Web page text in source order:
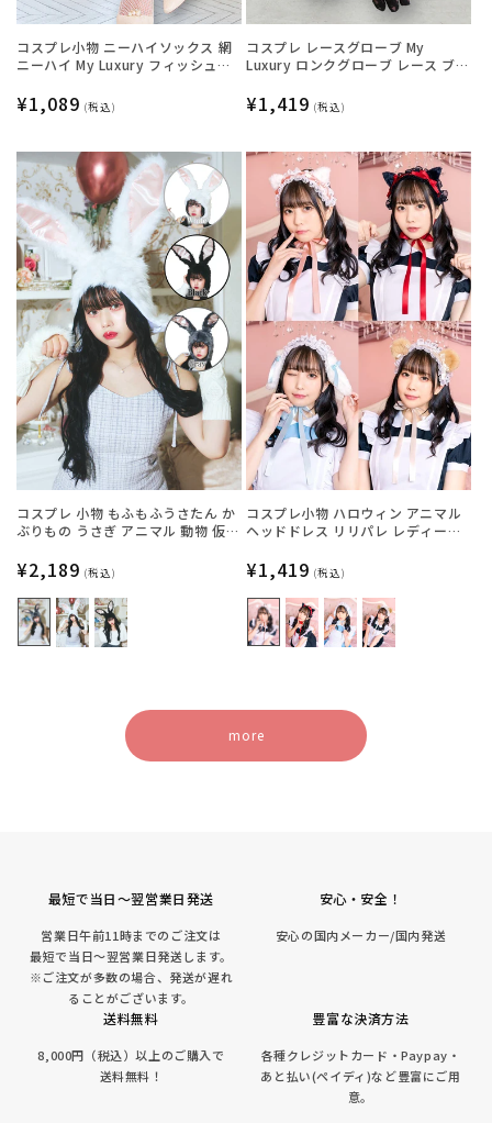
コスプレ小物 ニーハイソックス 網
ニーハイ My Luxury フィッシュネ
リーサイズ ホワイト【クリアスト
ーン】
通
価
格
¥1,089 (税込)
コスプレ レースグローブ My
Luxury ロンクグローブ レース ブラ
ック【クリアストーン】
通
価
¥1,419 (税込)
コスプレ 小物 もふもふうさたん か
ぶりもの うさぎ アニマル 動物 仮装
ック【クリアストーン】
通
常
価
格
¥2,189 (税込)
コスプレ小物 ハロウィン アニマル
ヘッドドレス リリパレ レディース
ぎ/くま【クリアストーン】
通
常
価
格
¥1,419 (税込)
more
最短で当日～翌営業日発送
営業日午前11時までのご注文は
最短で当日～翌営業日発送します。
※ご注文が多数の場合、発送が遅れ
ることがございます。
安心・安全！
安心の国内メーカー/国内発送
送料無料
8,000円（税込）以上のご購入で
送料無料！
豊富な決済方法
各種クレジットカード・Paypay・
あと払い(ペイディ)など豊富にご用
意。